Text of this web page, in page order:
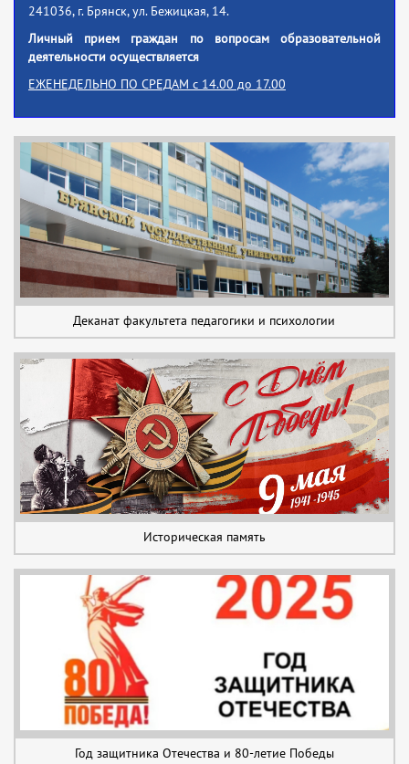
241036, г. Брянск, ул. Бежицкая, 14.
Личный прием граждан по вопросам образовательной
деятельности осуществляется
ЕЖЕНЕДЕЛЬНО ПО СРЕДАМ с 14.00 до 17.00
Деканат факультета педагогики и психологии
Историческая память
Год защитника Отечества и 80-летие Победы